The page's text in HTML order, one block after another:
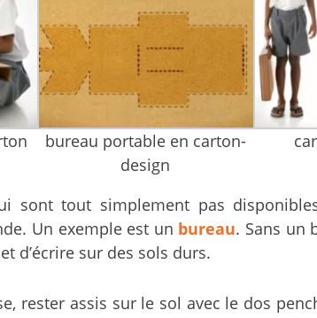
bureau portable en carton-
design
sont tout simplement pas
Un exemple est un bureau. Sans un
d’écrire sur des sols durs.
rester assis sur le sol avec le dos